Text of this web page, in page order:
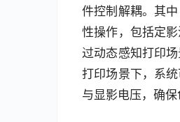
件控制解耦。其
性操作，包括定
过动态感知打印
打印场景下，系
与显影电压，确保